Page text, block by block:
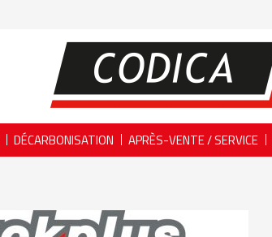
DÉCARBONISATION APRÈS-VENTE / SERVICE